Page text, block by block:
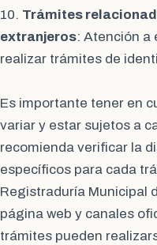
10. Trámites
extranjeros: Atención a
realizar trámites de
Es importante tener en
variar y estar sujetos a
recomienda verificar la
específicos para cada
Registraduría Municipal
página web y canales
trámites pueden